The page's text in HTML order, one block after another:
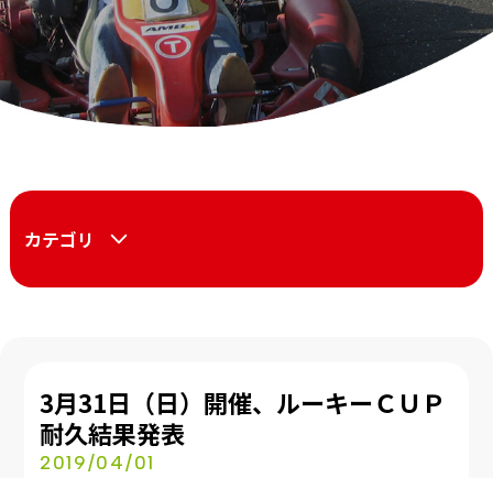
カテゴリ
3月31日（日）開催、ルーキーＣＵＰ
耐久結果発表
2019/04/01